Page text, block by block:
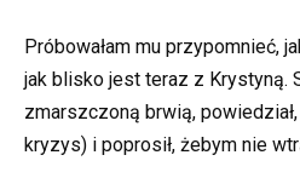
Próbowałam mu przypomnieć,
jak blisko jest teraz z Krystyną.
zmarszczoną brwią,
kryzys) i poprosił, żebym nie